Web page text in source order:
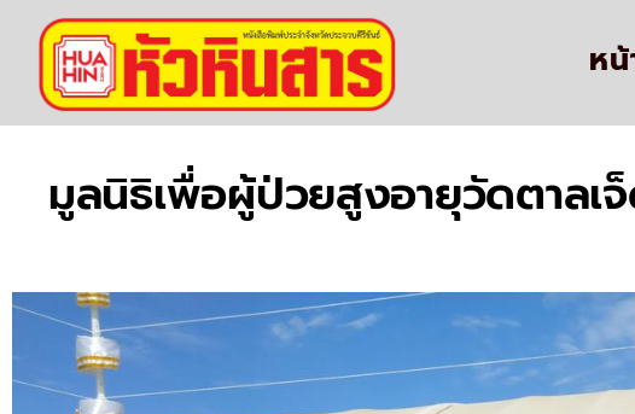
ห
มูลนิธิเพื่อผู้ป่วยสูงอายุวัดตาลเ